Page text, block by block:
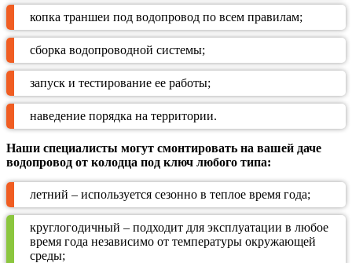
копка траншеи под водопровод по всем правилам;
сборка водопроводной системы;
запуск и тестирование ее работы;
наведение порядка на территории.
Наши специалисты могут смонтировать на вашей даче
водопровод от колодца под ключ любого типа:
летний – используется сезонно в теплое время года;
круглогодичный – подходит для эксплуатации в любое
время года независимо от температуры окружающей
среды;